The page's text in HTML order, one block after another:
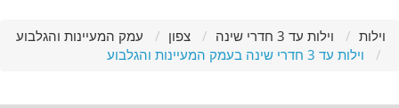
וילות וילות עד 3 חדרי שינה צפון
עמק המעיינות והגלבוע
וילות עד 3 חדרי שינה בעמק המעיינות והגלבוע